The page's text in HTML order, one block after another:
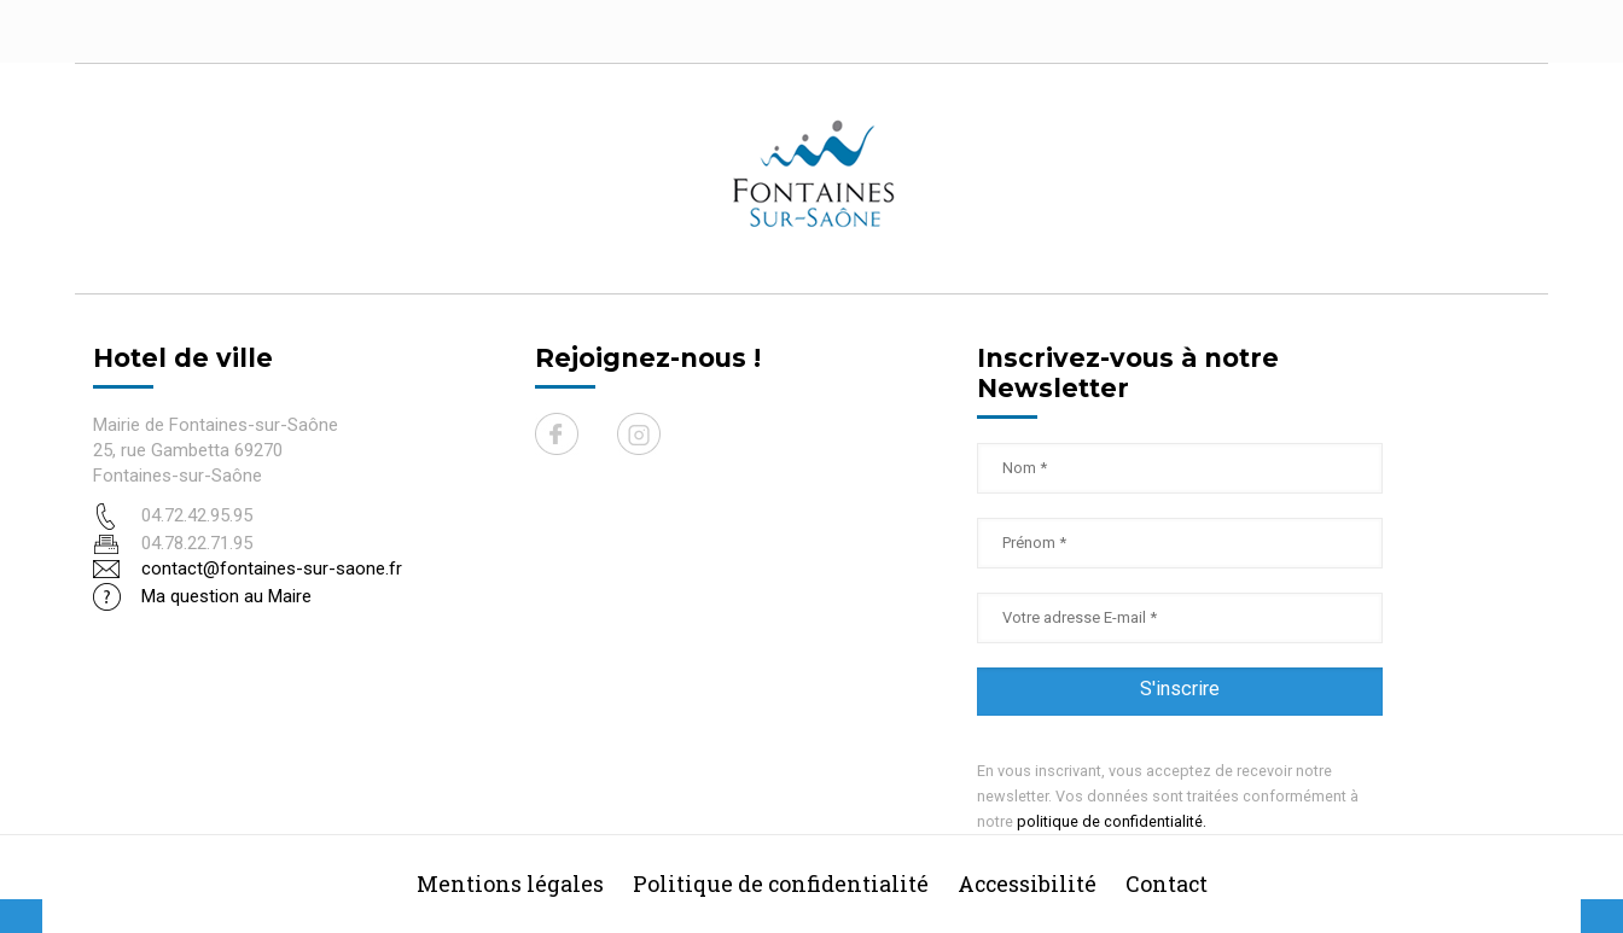
Hotel de ville
Mairie de Fontaines-sur-Saône
25, rue Gambetta 69270
Fontaines-sur-Saône
04.72.42.95.95
04.78.22.71.95
contact@fontaines-sur-saone.fr
Ma question au Maire
Rejoignez-nous !
Inscrivez-vous à notre
Newsletter
En vous inscrivant, vous acceptez de recevoir notre
newsletter. Vos données sont traitées conformément à
notre politique de confidentialité.
Mentions légales Politique de confidentialité Accessibilité Contact